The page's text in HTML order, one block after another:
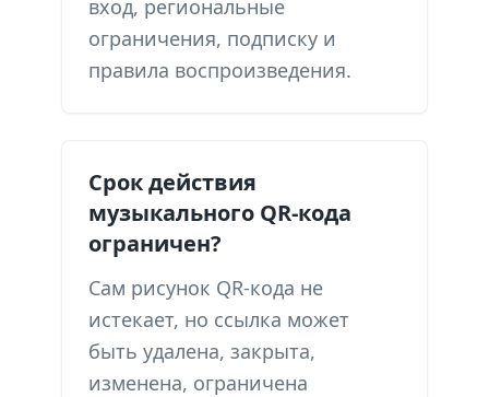
вход, региональные
ограничения, подписку и
правила воспроизведения.
Срок действия
музыкального QR-кода
ограничен?
Сам рисунок QR-кода не
истекает, но ссылка может
быть удалена, закрыта,
изменена, ограничена